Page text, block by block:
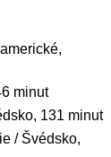
minut
131 minut
/ Švédsko,